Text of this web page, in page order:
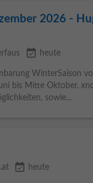
2026 -
event_available heute
WinterSaison
bis Mitte Oktober.
sowie...
event_available heute